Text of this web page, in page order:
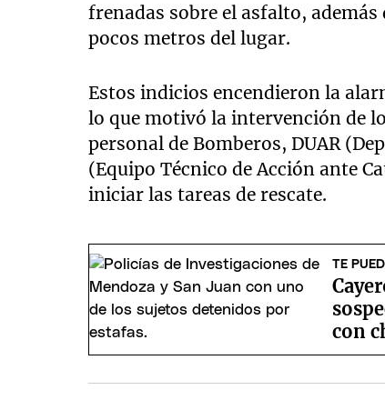
frenadas sobre el asfalto,
pocos metros del lugar.
Estos indicios encendieron la
lo que motivó la intervención de
personal de Bomberos, DUAR
(Equipo Técnico de Acción ante
iniciar las tareas de rescate.
TE
con